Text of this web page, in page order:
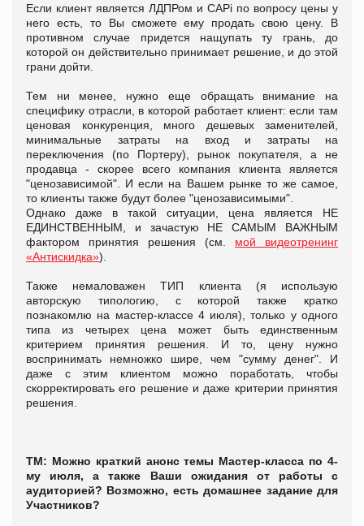
Если клиент является ЛДПРом и CAPi по вопросу цены у
него есть, то Вы сможете ему продать свою цену. В
противном случае придется нащупать ту грань, до
которой он действительно принимает решение, и до этой
грани дойти.
Тем ни менее, нужно еще обращать внимание на
специфику отрасли, в которой работает клиент: если там
ценовая конкуренция, много дешевых заменителей,
минимальные затраты на вход и затраты на
переключения (по Портеру), рынок покупателя, а не
продавца - скорее всего компания клиента является
"ценозависимой". И если на Вашем рынке то же самое,
то клиенты также будут более "ценозависимыми".
Однако даже в такой ситуации, цена является НЕ
ЕДИНСТВЕННЫМ, и зачастую НЕ САМЫМ ВАЖНЫМ
фактором принятия решения (см. мой видеотренинг
«Антискидка»).
Также немаловажен ТИП клиента (я использую
авторскую типологию, с которой также кратко
познакомлю на мастер-классе 4 июля), только у одного
типа из четырех цена может быть единственным
критерием принятия решения. И то, цену нужно
воспринимать немножко шире, чем "сумму денег". И
даже с этим клиентом можно поработать, чтобы
скорректировать его решение и даже критерии принятия
решения.
ТМ: Можно краткий анонс темы Мастер-класса по 4-
му июля, а также Ваши ожидания от работы с
аудиторией? Возможно, есть домашнее задание для
Участников?